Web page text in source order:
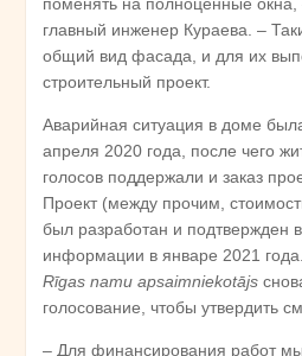
поменять на полноценные окна,
главный инженер Кураева. –
общий вид фасада, и для их
строительный проект.
Аварийная ситуация в доме
апреля 2020 года, после чего
голосов поддержали и заказ
Проект (между прочим,
был разработан и подтвержден
информации в январе 2021
Rīgas namu apsaimniekotājs
голосование, чтобы утвердить
– Для финансирования работ